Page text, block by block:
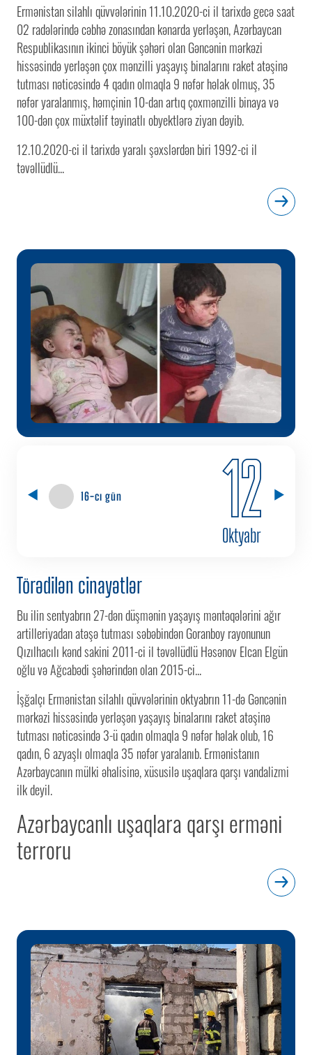
Ermənistan silahlı qüvvələrinin 11.10.2020-ci il tarixdə gecə saat
02 radələrində cəbhə zonasından kənarda yerləşən, Azərbaycan
Respublikasının ikinci böyük şəhəri olan Gəncənin mərkəzi
hissəsində yerləşən çox mənzilli yaşayış binalarını raket atəşinə
tutması nəticəsində 4 qadın olmaqla 9 nəfər həlak olmuş, 35
nəfər yaralanmış, həmçinin 10-dan artıq çoxmənzilli binaya və
100-dən çox müxtəlif təyinatlı obyektlərə ziyan dəyib.
12.10.2020-ci il tarixdə yaralı şəxslərdən biri 1992-ci il
təvəllüdlü...
16-cı gün 12
Oktyabr
Törədilən cinayətlər
Azərbaycanlı uşaqlara qarşı erməni
terroru
İşğalçı Ermənistan silahlı qüvvələrinin oktyabrın 11-də Gəncənin
mərkəzi hissəsində yerləşən yaşayış binalarını raket atəşinə
tutması nəticəsində 3-ü qadın olmaqla 9 nəfər həlak olub, 16
qadın, 6 azyaşlı olmaqla 35 nəfər yaralanıb. Ermənistanın
Azərbaycanın mülki əhalisinə, xüsusilə uşaqlara qarşı vandalizmi
ilk deyil.
Bu ilin sentyabrın 27-dən düşmənin yaşayış məntəqələrini ağır
artilleriyadan atəşə tutması səbəbindən Goranboy rayonunun
Qızılhacılı kənd sakini 2011-ci il təvəllüdlü Həsənov Elcan Elgün
oğlu və Ağcabədi şəhərindən olan 2015-ci...